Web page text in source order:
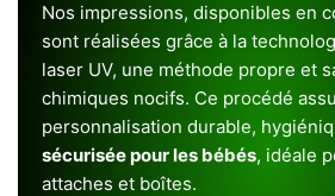
Nos impressions, disponibles en
sont réalisées grâce à la
laser UV, une méthode propre et
chimiques nocifs. Ce procédé
personnalisation durable,
sécurisée pour les bébés, idéale
attaches et boîtes.